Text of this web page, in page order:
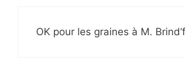
OK pour les graines à M.